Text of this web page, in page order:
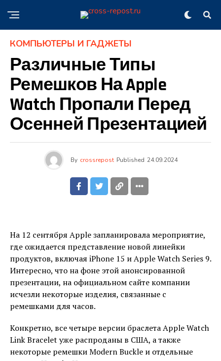
КОМПЬЮТЕРЫ И ГАДЖЕТЫ
Различные Типы
Ремешков На Apple
Watch Пропали Перед
Осенней Презентацией
By crossrepost Published 24.09.2024
На 12 сентября Apple запланировала мероприятие,
где ожидается представление новой линейки
продуктов, включая iPhone 15 и Apple Watch Series 9.
Интересно, что на фоне этой анонсированной
презентации, на официальном сайте компании
исчезли некоторые изделия, связанные с
ремешками для часов.
Конкретно, все четыре версии браслета Apple Watch
Link Bracelet уже распроданы в США, а также
некоторые ремешки Modern Buckle и отдельные